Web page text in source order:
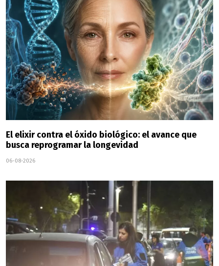
El elixir contra el óxido biológico: el avance que
busca reprogramar la longevidad
06-08-2026